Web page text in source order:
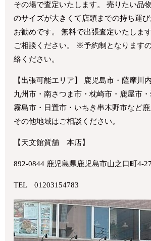
その場で査定いたします。 売りたい品
のサイズが大きくて店頭までの持ち運
お勧めです。 無料で出張査定いたしま
ご相談ください。 ※予約制となります
絡ください。
【出張可能エリア】 鹿児島市・薩摩川
九州市・南さつま市・枕崎市・鹿屋市・
霧島市・日置市・いちき串木野市など
その他地域はご相談ください。
【天文館質舗 本店】
892-0844 鹿児島県鹿児島市山之口町4-
TEL 01203154783